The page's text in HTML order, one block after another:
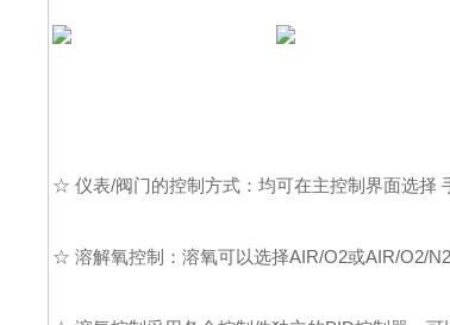
☆ 仪表/阀门的控制方式：均可在主控制界面选择
☆ 溶解氧控制：溶氧可以选择AIR/O2或AIR/O2/